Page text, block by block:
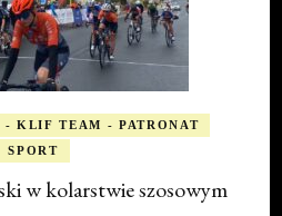
KLIF TEAM - PATRONAT
SPORT
w kolarstwie szosowym